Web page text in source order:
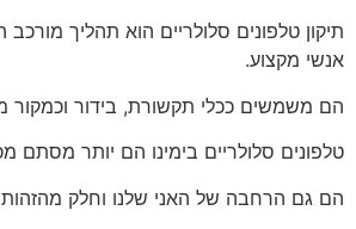
תיקון טלפונים סלולריים הוא תהליך
אנשי מקצוע.
הם משמשים ככלי תקשורת, בידור וכמקור
טלפונים סלולריים בימינו הם יותר מסתם
הם גם הרחבה של האני שלנו וחלק מהזהות